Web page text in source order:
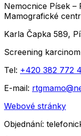
Nemocnice Písek –
Mamografické
Karla Čapka 589,
Screening
Tel: +420 382 772
E-mail:
Webové stránky
Objednání: